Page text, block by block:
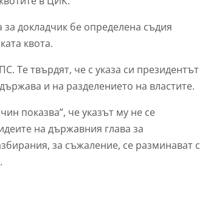
докладчик бе определена съдия
квота.
Те твърдят, че с указа си президентът
и на разделението на властите.
показва”, че указът му не се
на държавния глава за
за съжаление, се разминават с